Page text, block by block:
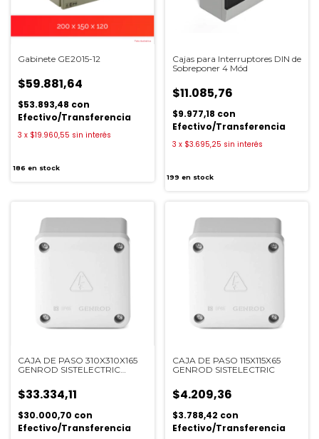
Gabinete GE2015-12
$59.881,64
$53.893,48 con
Efectivo/Transferencia
3 x $19.960,55 sin interés
186 en stock
Cajas para Interruptores DIN de
Sobreponer 4 Mód
$11.085,76
$9.977,18 con
Efectivo/Transferencia
3 x $3.695,25 sin interés
199 en stock
CAJA DE PASO 310X310X165
GENROD SISTELECTRIC
$33.334,11
$30.000,70 con
Efectivo/Transferencia
CAJA DE PASO 115X115X65
GENROD SISTELECTRIC
$4.209,36
$3.788,42 con
Efectivo/Transferencia